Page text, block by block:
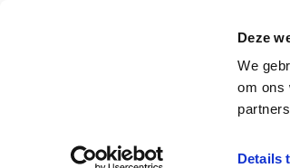
Deze
We
om ons
Details